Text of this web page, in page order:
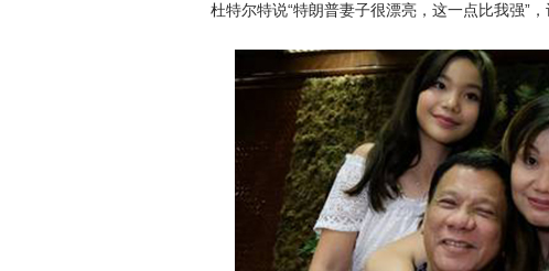
杜特尔特说“特朗普妻子很漂亮，这一点比我强”，